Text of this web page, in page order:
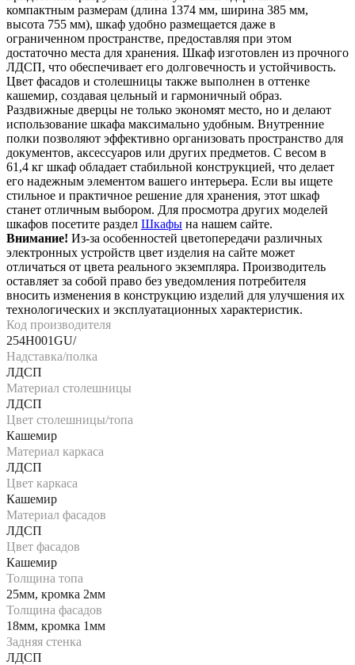
компактным размерам (длина 1374 мм, ширина 385 мм,
высота 755 мм), шкаф удобно размещается даже в
ограниченном пространстве, предоставляя при этом
достаточно места для хранения. Шкаф изготовлен из прочного
ЛДСП, что обеспечивает его долговечность и устойчивость.
Цвет фасадов и столешницы также выполнен в оттенке
кашемир, создавая цельный и гармоничный образ.
Раздвижные дверцы не только экономят место, но и делают
использование шкафа максимально удобным. Внутренние
полки позволяют эффективно организовать пространство для
документов, аксессуаров или других предметов. С весом в
61,4 кг шкаф обладает стабильной конструкцией, что делает
его надежным элементом вашего интерьера. Если вы ищете
стильное и практичное решение для хранения, этот шкаф
станет отличным выбором. Для просмотра других моделей
шкафов посетите раздел Шкафы на нашем сайте.
Внимание! Из-за особенностей цветопередачи различных
электронных устройств цвет изделия на сайте может
отличаться от цвета реального экземпляра. Производитель
оставляет за собой право без уведомления потребителя
вносить изменения в конструкцию изделий для улучшения их
технологических и эксплуатационных характеристик.
Код производителя
254H001GU/
Надставка/полка
ЛДСП
Материал столешницы
ЛДСП
Цвет столешницы/топа
Кашемир
Материал каркаса
ЛДСП
Цвет каркаса
Кашемир
Материал фасадов
ЛДСП
Цвет фасадов
Кашемир
Толщина топа
25мм, кромка 2мм
Толщина фасадов
18мм, кромка 1мм
Задняя стенка
ЛДСП